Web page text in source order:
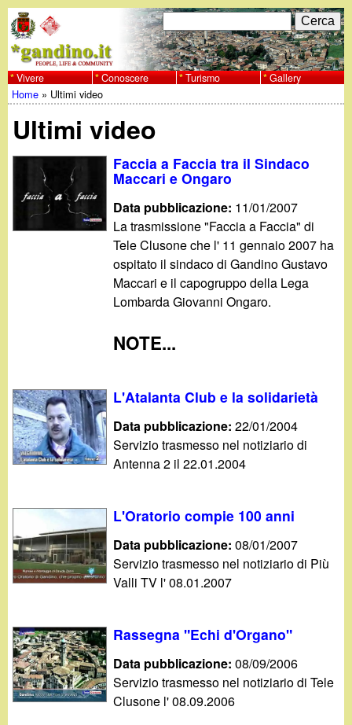
al
contenuto
principale
w
w
w
g
i
n
o
.
i
t
F
o
r
d
i
r
i
c
e
r
a
C
e
r
c
Vivere Conoscere Turismo Gallery
Tu
sei
Home » Ultimi video
Ultimi video
Faccia a Faccia tra il Sindaco
Maccari e Ongaro
Data pubblicazione: 11/01/2007
La trasmissione "Faccia a Faccia" di
Tele Clusone che l' 11 gennaio 2007 ha
ospitato il sindaco di Gandino Gustavo
Maccari e il capogruppo della Lega
Lombarda Giovanni Ongaro.
NOTE...
L'Atalanta Club e la solidarietà
Data pubblicazione:22/01/2004
Servizio trasmesso nel notiziario di
Antenna 2 il 22.01.2004
L'Oratorio compie 100 anni
Data pubblicazione:08/01/2007
Servizio trasmesso nel notiziario di Più
Valli TV l' 08.01.2007
Rassegna "Echi d'Organo"
Data pubblicazione:08/09/2006
Servizio trasmesso nel notiziario di Tele
Clusone l' 08.09.2006